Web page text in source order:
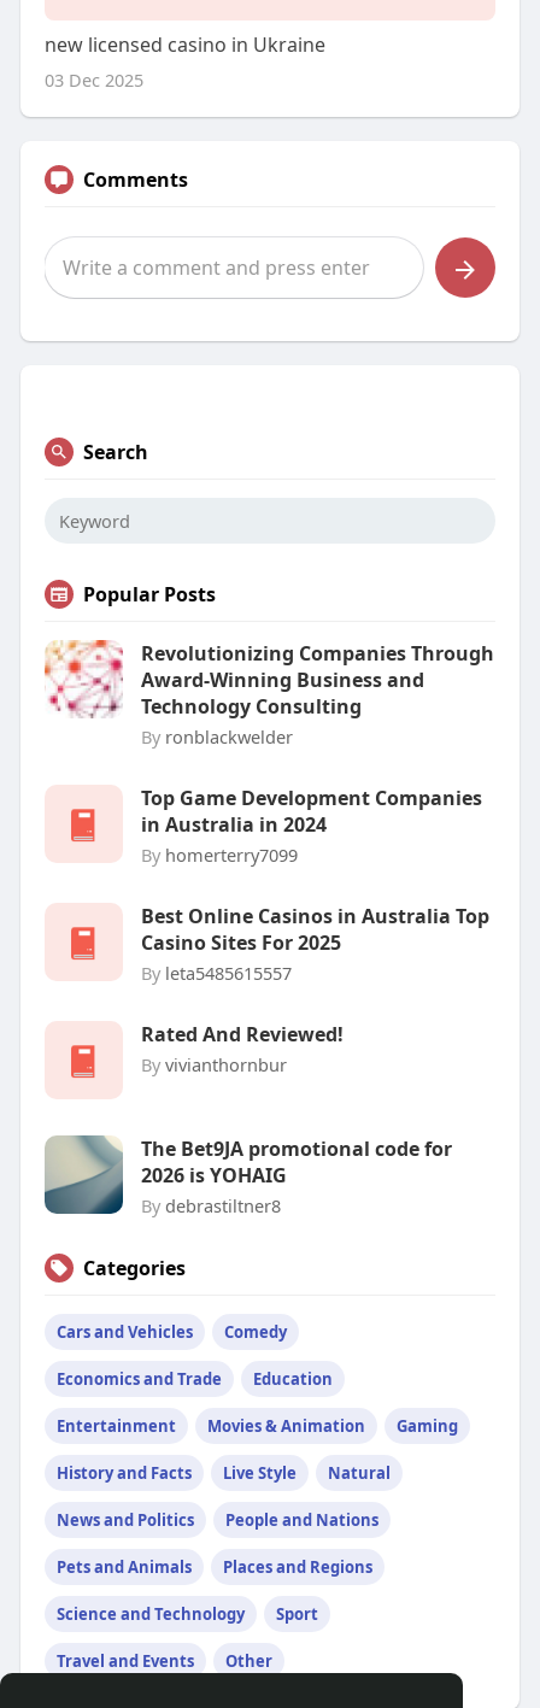
new licensed casino in Ukraine
03 Dec 2025
Comments
Search
Popular Posts
Revolutionizing Companies Through
Award-Winning Business and
Technology Consulting
By ronblackwelder
Top Game Development Companies
in Australia in 2024
By homerterry7099
Best Online Casinos in Australia Top
Casino Sites For 2025
By leta5485615557
Rated And Reviewed!
By vivianthornbur
The Bet9JA promotional code for
2026 is YOHAIG
By debrastiltner8
Categories
Cars and Vehicles Comedy
Economics and Trade Education
Entertainment Movies & Animation Gaming
History and Facts Live Style Natural
News and Politics People and Nations
Pets and Animals Places and Regions
Science and Technology Sport
Travel and Events Other